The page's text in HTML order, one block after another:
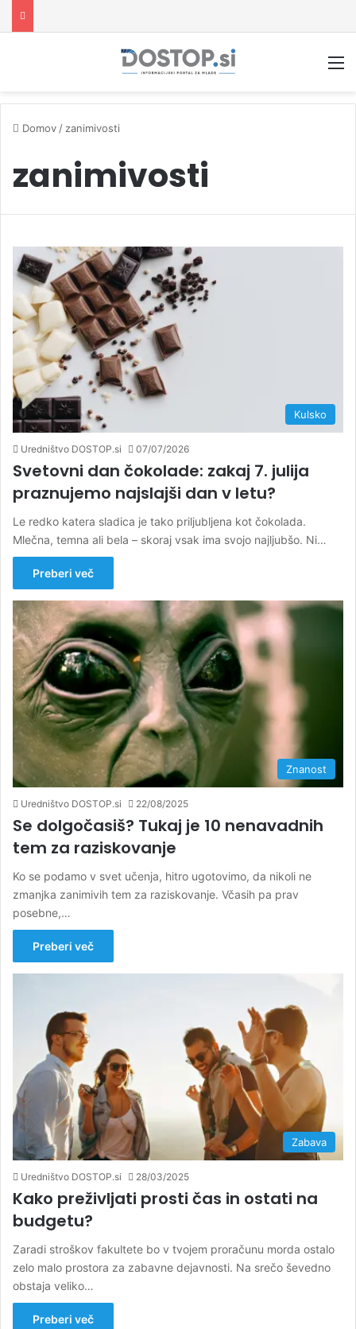
Domov / zanimivosti
zanimivosti
Kulsko
Uredništvo DOSTOP.si 07/07/2026
Svetovni dan čokolade: zakaj 7. julija
praznujemo najslajši dan v letu?
Le redko katera sladica je tako priljubljena kot čokolada.
Mlečna, temna ali bela – skoraj vsak ima svojo najljubšo. Ni…
Preberi več
Znanost
Uredništvo DOSTOP.si 22/08/2025
Se dolgočasiš? Tukaj je 10 nenavadnih
tem za raziskovanje
Ko se podamo v svet učenja, hitro ugotovimo, da nikoli ne
zmanjka zanimivih tem za raziskovanje. Včasih pa prav
posebne,…
Preberi več
Zabava
Uredništvo DOSTOP.si 28/03/2025
Kako preživljati prosti čas in ostati na
budgetu?
Zaradi stroškov fakultete bo v tvojem proračunu morda ostalo
zelo malo prostora za zabavne dejavnosti. Na srečo ševedno
obstaja veliko…
Preberi več